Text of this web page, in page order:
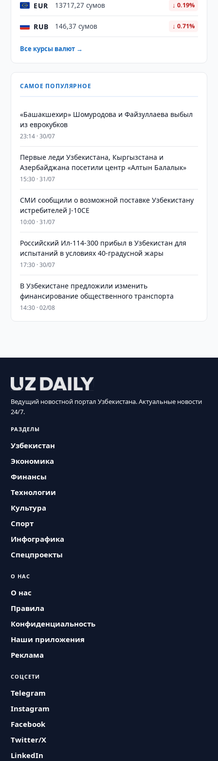
EUR 13717,27 сумов ↓ 0.19%
RUB 146,37 сумов ↓ 0.71%
Все курсы валют →
САМОЕ ПОПУЛЯРНОЕ
«Башакшехир» Шомуродова и Файзуллаева выбыл
из еврокубков
23:14 · 30/07
Первые леди Узбекистана, Кыргызстана и
Азербайджана посетили центр «Алтын Балалык»
15:30 · 31/07
СМИ сообщили о возможной поставке Узбекистану
истребителей J-10CE
10:00 · 31/07
Российский Ил-114-300 прибыл в Узбекистан для
испытаний в условиях 40-градусной жары
17:30 · 30/07
В Узбекистане предложили изменить
финансирование общественного транспорта
14:30 · 02/08
Ведущий новостной портал Узбекистана. Актуальные новости
24/7.
РАЗДЕЛЫ
Узбекистан
Экономика
Финансы
Технологии
Культура
Спорт
Инфографика
Спецпроекты
О НАС
О нас
Правила
Конфиденциальность
Наши приложения
Реклама
СОЦСЕТИ
Telegram
Instagram
Facebook
Twitter/X
LinkedIn